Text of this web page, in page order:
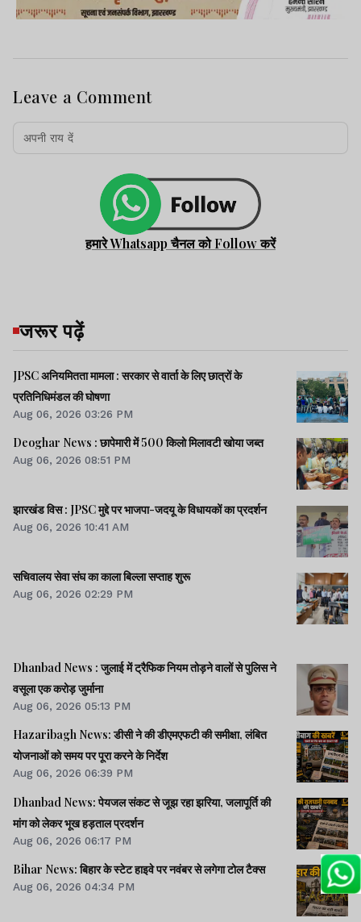
Leave a Comment
हमारे Whatsapp चैनल को Follow करें
जरूर पढ़ें
JPSC अनियमितता मामला : सरकार से वार्ता के लिए छात्रों के
प्रतिनिधिमंडल की घोषणा
Aug 06, 2026 03:26 PM
Deoghar News : छापेमारी में 500 किलो मिलावटी खोया जब्त
Aug 06, 2026 08:51 PM
झारखंड विस : JPSC मुद्दे पर भाजपा-जदयू के विधायकों का प्रदर्शन
Aug 06, 2026 10:41 AM
सचिवालय सेवा संघ का काला बिल्ला सप्ताह शुरू
Aug 06, 2026 02:29 PM
Dhanbad News : जुलाई में ट्रैफिक नियम तोड़ने वालों से पुलिस ने
वसूला एक करोड़ जुर्माना
Aug 06, 2026 05:13 PM
Hazaribagh News: डीसी ने की डीएमएफटी की समीक्षा, लंबित
योजनाओं को समय पर पूरा करने के निर्देश
Aug 06, 2026 06:39 PM
Dhanbad News: पेयजल संकट से जूझ रहा झरिया, जलापूर्ति की
मांग को लेकर भूख हड़ताल प्रदर्शन
Aug 06, 2026 06:17 PM
Bihar News: बिहार के स्टेट हाइवे पर नवंबर से लगेगा टोल टैक्स
Aug 06, 2026 04:34 PM